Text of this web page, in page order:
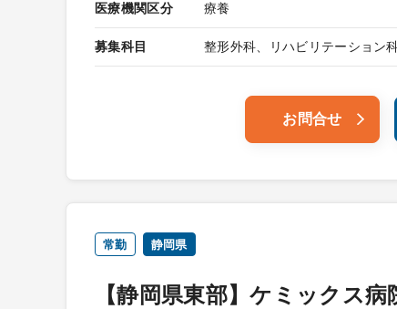
医療機関区分 療養
募集科目 整形外科、リハビリテーション
お問合せ
常勤 静岡県
【静岡県東部】ケミックス